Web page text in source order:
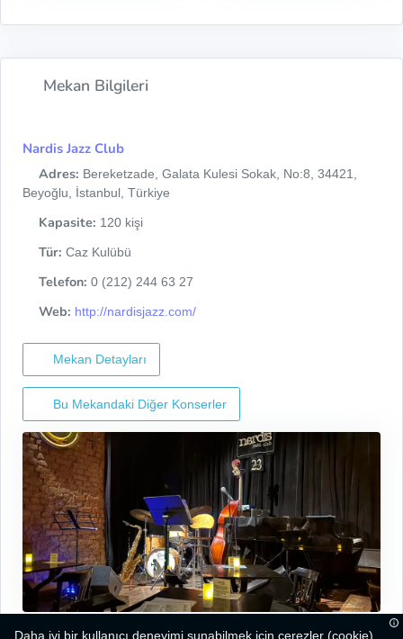
Mekan Bilgileri
Nardis Jazz Club
Adres: Bereketzade, Galata Kulesi Sokak, No:8, 34421,
Beyoğlu, İstanbul, Türkiye
Kapasite: 120 kişi
Tür: Caz Kulübü
Telefon: 0 (212) 244 63 27
Web: http://nardisjazz.com/
Mekan Detayları
Bu Mekandaki Diğer Konserler
Daha iyi bir kullanıcı deneyimi sunabilmek için çerezler (cookie)